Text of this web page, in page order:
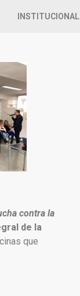
INSTITUCIONAL
contra la
de la
que